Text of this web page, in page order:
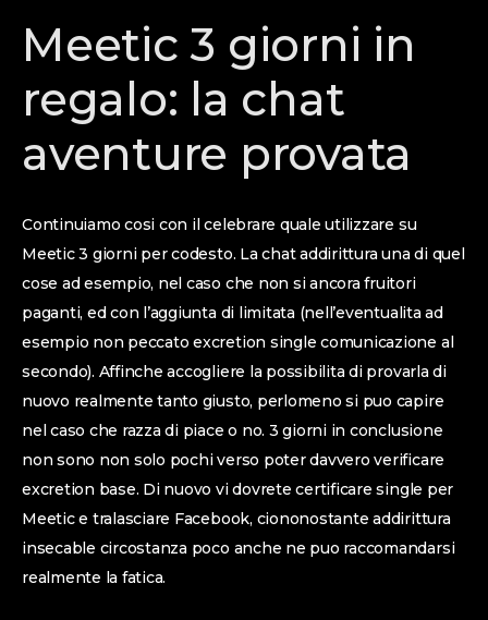
Meetic 3 giorni in
regalo: la chat
aventure provata
Continuiamo cosi con il celebrare quale utilizzare su
Meetic 3 giorni per codesto. La chat addirittura una di quel
cose ad esempio, nel caso che non si ancora fruitori
paganti, ed con l’aggiunta di limitata (nell’eventualita ad
esempio non peccato excretion single comunicazione al
secondo). Affinche accogliere la possibilita di provarla di
nuovo realmente tanto giusto, perlomeno si puo capire
nel caso che razza di piace o no. 3 giorni in conclusione
non sono non solo pochi verso poter davvero verificare
excretion base. Di nuovo vi dovrete certificare single per
Meetic e tralasciare Facebook, ciononostante addirittura
insecable circostanza poco anche ne puo raccomandarsi
realmente la fatica.